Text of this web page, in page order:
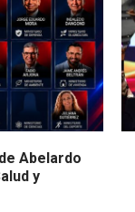
Abelardo
y